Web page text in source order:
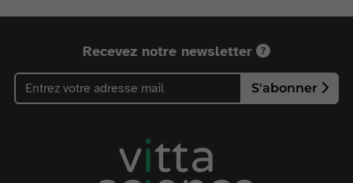
Recevez notre newsletter
S'abonner